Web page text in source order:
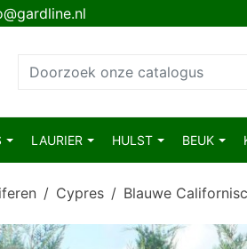
LAURIER HULST BEUK
Cypres Blauwe